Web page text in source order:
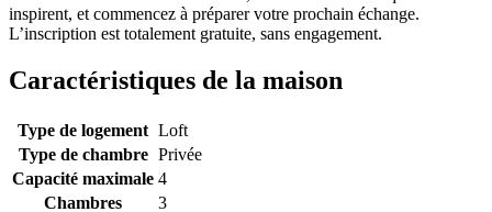
inspirent, et commencez à préparer votre prochain échange.
L’inscription est totalement gratuite, sans engagement.
Caractéristiques de la maison
Type de logement Loft
Type de chambre Privée
Capacité maximale 4
Chambres
3